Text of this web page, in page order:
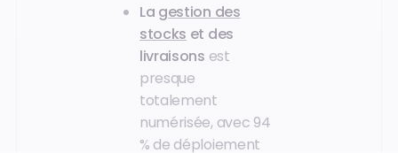
La gestion des
stocks et des
livraisons est
presque
totalement
numérisée, avec 94
% de déploiement